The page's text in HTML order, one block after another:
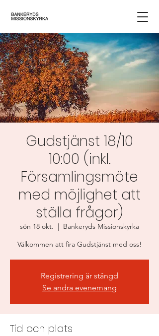
Gudstjänst 18/10
10:00 (inkl.
Församlingsmöte
med möjlighet att
ställa frågor)
sön 18 okt.
  |
Bankeryds Missionskyrka
Välkommen att fira Gudstjänst med oss!
Registrering är stängd
Se andra evenemang
Tid och plats